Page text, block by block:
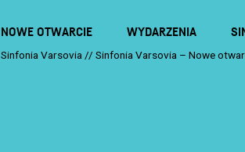
NOWE OTWARCIE WYDARZENIA
Sinfonia Varsovia // Sinfonia Varsovia – Nowe